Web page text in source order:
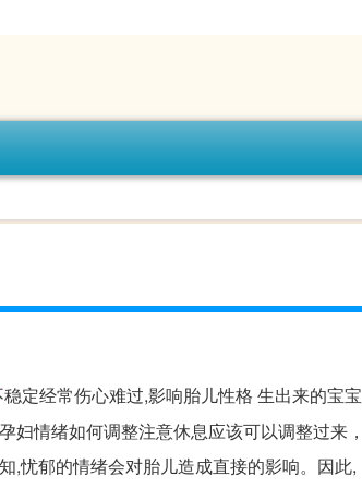
定经常伤心难过,影响胎儿性格 生出来的宝宝
情绪如何调整注意休息应该可以调整过来，
,忧郁的情绪会对胎儿造成直接的影响。因此,